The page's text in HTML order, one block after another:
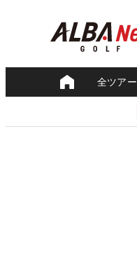
全ツアー